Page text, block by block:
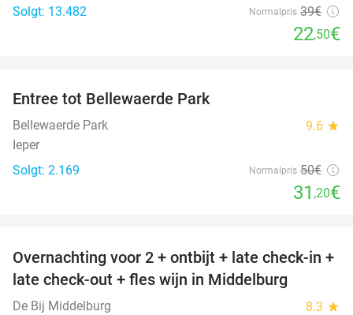
Solgt: 13.482
Normalpris 39€
22,50€
Entree tot Bellewaerde Park
Bellewaerde Park 9.6 star
Ieper
Solgt: 2.169
Normalpris 50€
31 ,20€
52%
Overnachting voor 2 + ontbijt + late check-in +
late check-out + fles wijn in Middelburg
De Bij Middelburg 8.3 star